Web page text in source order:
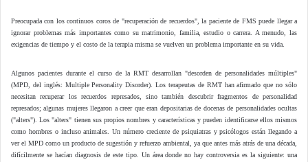
Preocupada con los continuos coros de "recuperación de recuerdos", la paciente de FMS puede llegar a
ignorar problemas más importantes como su matrimonio, familia, estudio o carrera. A menudo, las
exigencias de tiempo y el costo de la terapia misma se vuelven un problema importante en su vida.
Algunos pacientes durante el curso de la RMT desarrollan "desorden de personalidades múltiples"
(MPD, del inglés: Multiple Personality Disorder). Los terapeutas de RMT han afirmado que no sólo
necesitan recuperar los recuerdos represados, sino también descubrir fragmentos de personalidad
represados; algunas mujeres llegaron a creer que eran depositarias de docenas de personalidades ocultas
("alters"). Los "alters" tienen sus propios nombres y características y pueden identificarse ellos mismos
como hombres o incluso animales. Un número creciente de psiquiatras y psicólogos están llegando a
ver el MPD como un producto de sugestión y refuerzo ambiental, ya que antes más atrás de una década,
difícilmente se hacían diagnosis de este tipo. Un área donde no hay controversia es la siguiente: una